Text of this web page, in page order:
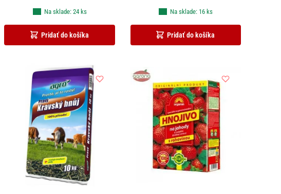
Pridať do košíka
Na sklade: 24 ks
Pridať do košíka
Na sklade: 16 ks